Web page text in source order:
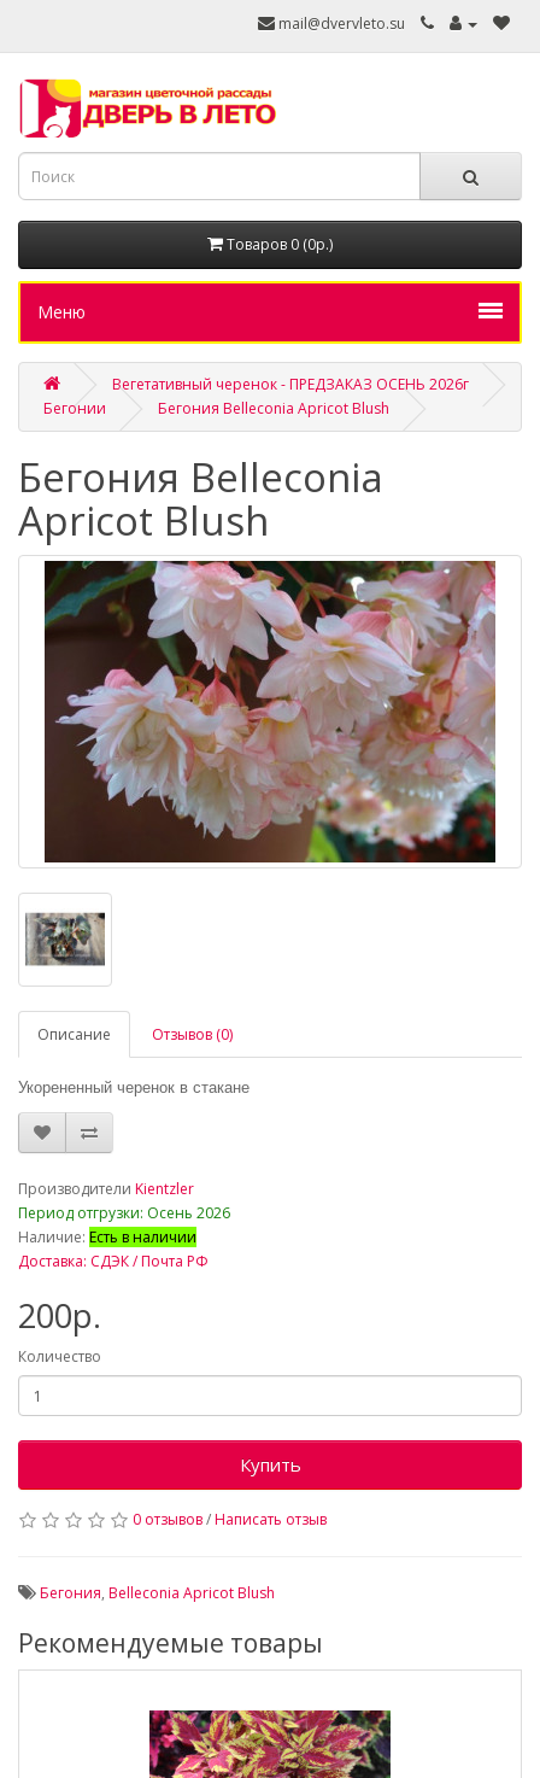
mail@dvervleto.su
Товаров 0 (0р.)
Меню
Вегетативный черенок - ПРЕДЗАКАЗ ОСЕНЬ 2026г
Бегонии
Бегония Belleconia Apricot Blush
Бегония Belleconia
Apricot Blush
Описание Отзывов (0)
Укорененный черенок в стакане
Производители Kientzler
Период отгрузки: Осень 2026
Наличие: Есть в наличии
Доставка: СДЭК / Почта РФ
200р.
Количество
Купить
0 отзывов/Написать отзыв
Бегония, Belleconia Apricot Blush
Рекомендуемые товары